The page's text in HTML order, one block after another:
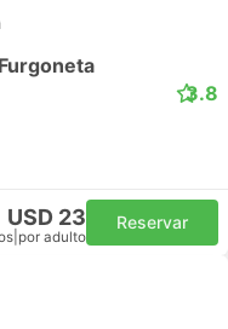
3.8
USD 23
por adulto
Reservar